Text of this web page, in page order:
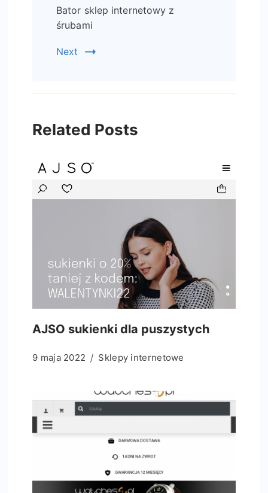
Bator sklep internetowy z
śrubami
Next
Related Posts
AJSO sukienki dla puszystych
9 maja 2022 Sklepy internetowe